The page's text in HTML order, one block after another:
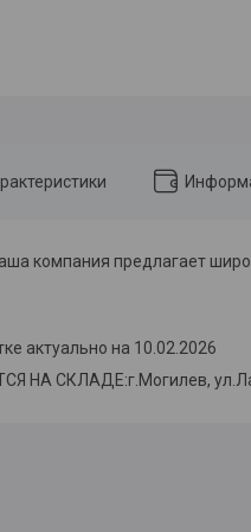
компания предлагает
актуально на 10.02.2026
СКЛАДE:г.Могилев,